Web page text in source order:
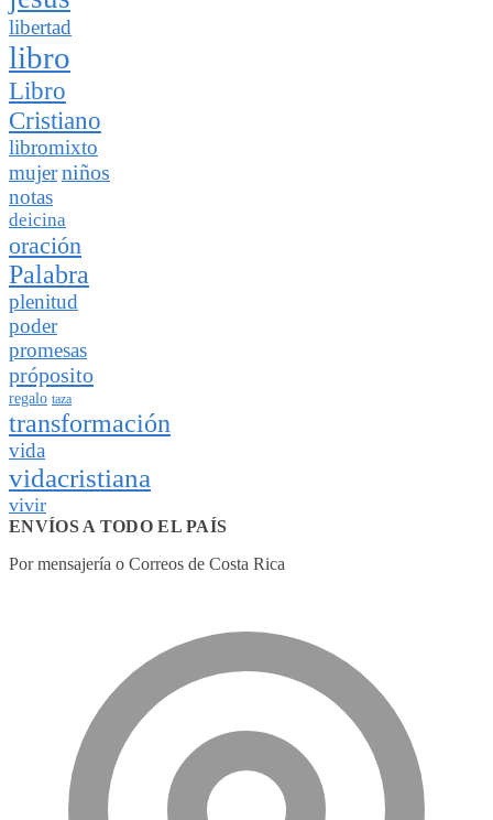
libertad
libro
Libro
Cristiano
libromixto
mujerniños
notas
deicina
oración
Palabra
plenitud
poder
promesas
próposito
regalo taza
transformación
vida
vidacristiana
vivir
ENVÍOS A TODO EL PAÍS
Por mensajería o Correos de Costa Rica